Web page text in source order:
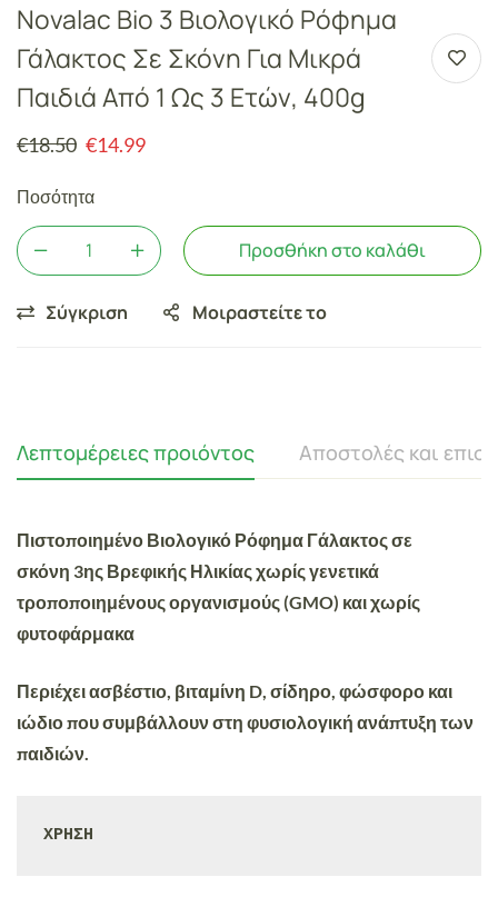
Novalac Bio 3 Βιολογικό Ρόφημα
Γάλακτος Σε Σκόνη Για Μικρά
Παιδιά Από 1 Ως 3 Ετών, 400g
€18.50 €14.99
Ποσότητα
Προσθήκη στο καλάθι
Σύγκριση Μοιραστείτε το
Λεπτομέρειες προιόντος Αποστολές και
Πιστοποιημένο Βιολογικό Ρόφημα Γάλακτος σε
σκόνη 3ης Βρεφικής Ηλικίαςχωρίς γενετικά
τροποποιημένους οργανισμούς (GMO) και χωρίς
φυτοφάρμακα
Περιέχειασβέστιο, βιταμίνη D, σίδηρο, φώσφορο και
ιώδιο που συμβάλλουν στη φυσιολογική ανάπτυξη των
παιδιών.
ΧΡΗΣΗ